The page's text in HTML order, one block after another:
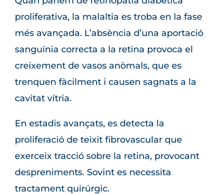
proliferativa, la malaltia es troba en la fase
més avançada. L’absència d’una aportació
sanguínia correcta a la retina provoca el
creixement de vasos anòmals, que es
trenquen fàcilment i causen sagnats a la
cavitat vítria.
En estadis avançats, es detecta la
proliferació de teixit fibrovascular que
exerceix tracció sobre la retina, provocant
despreniments. Sovint es necessita
tractament quirúrgic.